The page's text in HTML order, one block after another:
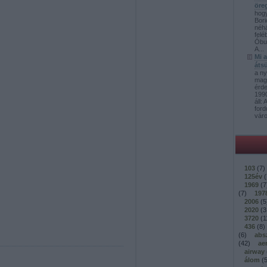
A...
Mi
a
áll:
103 (7)
125év (
1969 (7
(7)
2006 (5
2020 (
3720 (
436 (8)
(6)
(42)
airway
álom (5